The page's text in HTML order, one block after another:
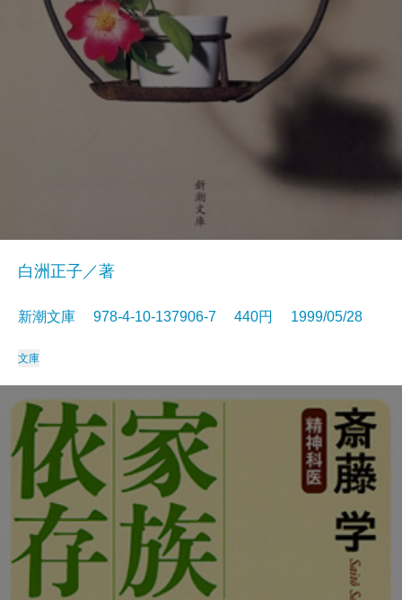
白洲正子／著
新潮文庫 978-4-10-137906-7 440円 1999/05/28
文庫